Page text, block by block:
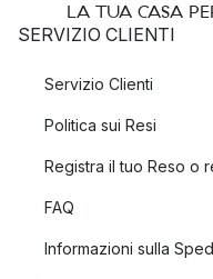
LA TUA CASA
SERVIZIO CLIENTI
Servizio Clienti
Politica sui Resi
Registra il tuo Reso o
FAQ
Informazioni sulla